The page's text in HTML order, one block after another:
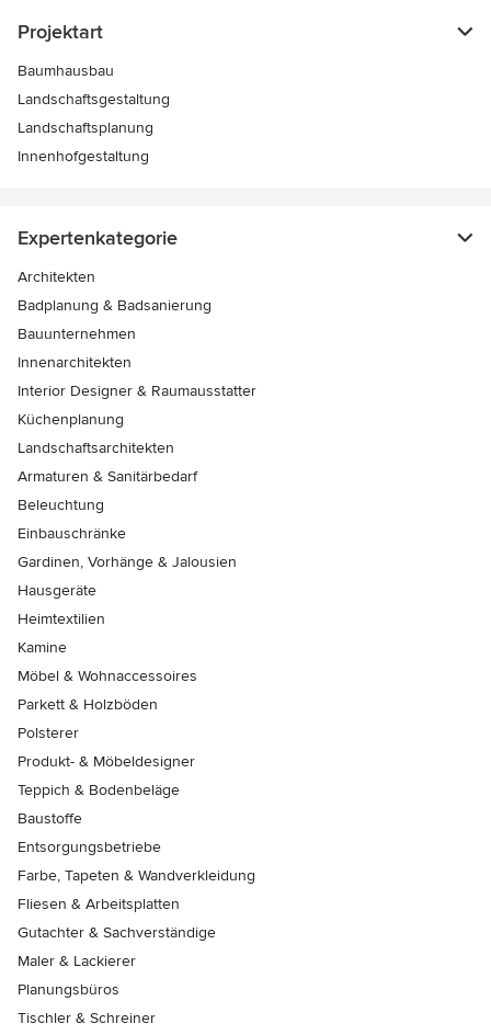
Projektart
Baumhausbau
Landschaftsgestaltung
Landschaftsplanung
Innenhofgestaltung
Expertenkategorie
Architekten
Badplanung & Badsanierung
Bauunternehmen
Innenarchitekten
Interior Designer & Raumausstatter
Küchenplanung
Landschaftsarchitekten
Armaturen & Sanitärbedarf
Beleuchtung
Einbauschränke
Gardinen, Vorhänge & Jalousien
Hausgeräte
Heimtextilien
Kamine
Möbel & Wohnaccessoires
Parkett & Holzböden
Polsterer
Produkt- & Möbeldesigner
Teppich & Bodenbeläge
Baustoffe
Entsorgungsbetriebe
Farbe, Tapeten & Wandverkleidung
Fliesen & Arbeitsplatten
Gutachter & Sachverständige
Maler & Lackierer
Planungsbüros
Tischler & Schreiner